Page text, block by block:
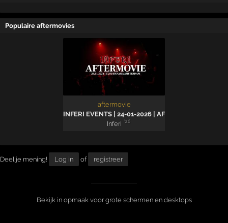
Populaire aftermovies
aftermovie
INFERI EVENTS | 24-01-2026 | AFTERMOVIE
Inferi
'26
Deel je mening! Log in of registreer
Bekijk in opmaak voor grote schermen en desktops